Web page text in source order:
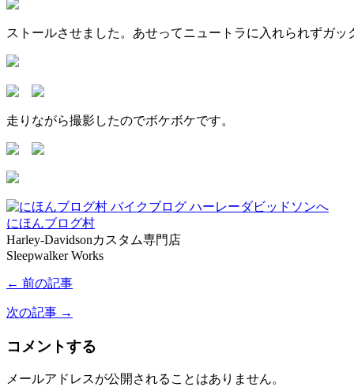
ストールさせました。あせってニュートラに入れられずガッ
走りながら撮影したのでボケボケです。
にほんブログ村
Harley-Davidsonカスタム専門店
Sleepwalker Works
← 前の記事
次の記事 →
コメントする
メールアドレスが公開されることはありません。